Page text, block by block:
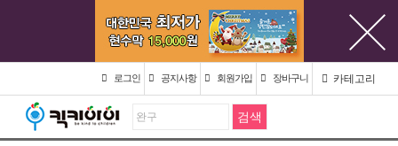
로그인 공지사항 회원가입 장바구니 카테고리